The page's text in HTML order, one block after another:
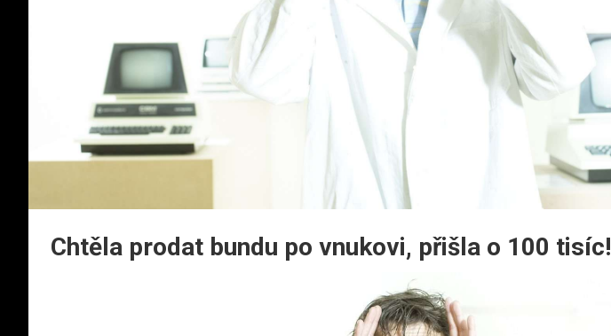
Chtěla prodat bundu po vnukovi, přišla o 100 tisíc!